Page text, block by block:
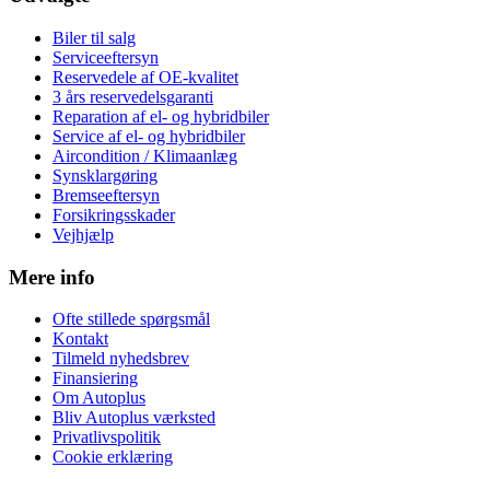
Biler til salg
Serviceeftersyn
Reservedele af OE-kvalitet
3 års reservedelsgaranti
Reparation af el- og hybridbiler
Service af el- og hybridbiler
Aircondition / Klimaanlæg
Synsklargøring
Bremseeftersyn
Forsikringsskader
Vejhjælp
Mere info
Ofte stillede spørgsmål
Kontakt
Tilmeld nyhedsbrev
Finansiering
Om Autoplus
Bliv Autoplus værksted
Privatlivspolitik
Cookie erklæring